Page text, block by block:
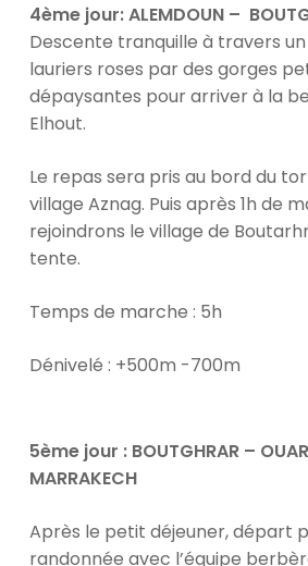
4ème jour: ALEMDOUN –
Descente tranquille à travers
lauriers roses par des gorges
dépaysantes pour arriver à la
Elhout.
Le repas sera pris au bord du
village Aznag. Puis après 1h de
rejoindrons le village de
tente.
Temps de marche : 5h
Dénivelé : +500m -700m
5ème jour : BOUTGHRAR –
MARRAKECH
Après le petit déjeuner, départ
randonnée avec l’équipe